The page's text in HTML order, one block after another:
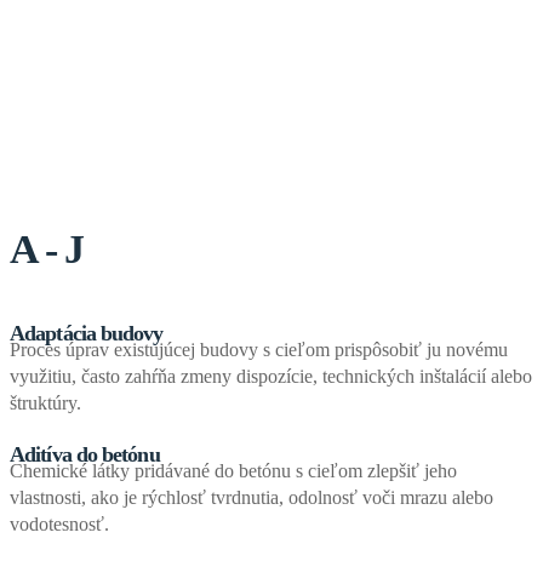
A - J
Adaptácia budovy
Proces úprav existujúcej budovy s cieľom prispôsobiť ju novému
využitiu, často zahŕňa zmeny dispozície, technických inštalácií alebo
štruktúry.
Aditíva do betónu
Chemické látky pridávané do betónu s cieľom zlepšiť jeho
vlastnosti, ako je rýchlosť tvrdnutia, odolnosť voči mrazu alebo
vodotesnosť.